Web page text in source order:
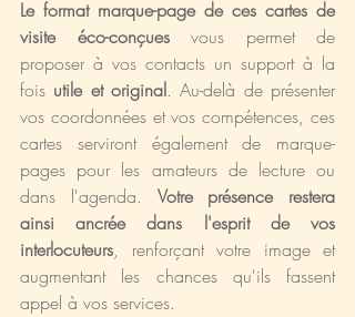
Le format marque-page de ces cartes de
visite éco-conçues vous permet de
proposer à vos contacts un support à la
fois utile et original. Au-delà de présenter
vos coordonnées et vos compétences, ces
cartes serviront également de marque-
pages pour les amateurs de lecture ou
dans l'agenda. Votre présence restera
ainsi ancrée dans l'esprit de vos
interlocuteurs, renforçant votre image et
augmentant les chances qu'ils fassent
appel à vos services.